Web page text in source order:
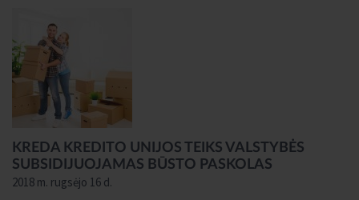
KREDA KREDITO UNIJOS TEIKS VALSTYBĖS
SUBSIDIJUOJAMAS BŪSTO PASKOLAS
2018 m. rugsėjo 16 d.